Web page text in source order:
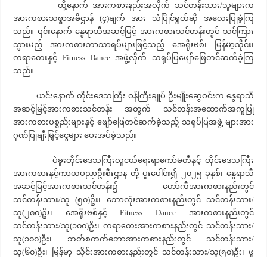
ထို့နောက် အားကစားနည်းအလိုက် သင်တန်းသား/သူများက
အားကစားသစ္စာအဓိဌာန် (၄)ချက် အား သံပြိုင်ရွတ်ဆို အလေးပြုခဲ့ကြ
သည်။ ၎င်းနောက် နွေရာသီအဆင့်မြင့် အားကစားသင်တန်းတွင် သင်ကြား
သွားမည့် အားကစားဘာသာရပ်များဖြင့်သည့် အေရိုးဗစ်၊ မြန်မာ့သိုင်း၊
ကရာတေးနှင့် Fitness Dance အဖွဲ့လိုက် သရုပ်ပြဖျော်ဖြေတင်ဆက်ခဲ့ကြ
သည်။
ယင်းနောက် တိုင်းဒေသကြီး ဝန်ကြီးချုပ် ဦးမျိုးဆွေဝင်းက နွေရာသီ
အဆင့်မြင့်အားကစားသင်တန်း အတွက် သင်တန်းအထောက်အကူပြု
အားကစားပစ္စည်းများနှင့် ဖျော်ဖြေတင်ဆက်ခဲ့သည့် သရုပ်ပြအဖွဲ့ များအား
ဂုဏ်ပြုချီးမြှင့်ငွေများ ပေးအပ်ခဲ့သည်။
ပဲခူးတိုင်းဒေသကြီးလူငယ်ရေးရာကော်မတီနှင့် တိုင်းဒေသကြီး
အားကစားနှင့်ကာယပညာဦးစီးဌာန တို့ ပူးပေါင်း၍ ၂၀၂၅ ခုနှစ်၊ နွေရာသီ
အဆင့်မြင့်အားကစားသင်တန်း၌ ဟော်ကီအားကစားနည်းတွင်
သင်တန်းသား/သူ (၅၀)ဦး၊ ဘောလုံးအားကစားနည်းတွင် သင်တန်းသား/
သူ(၂၈၀)ဦး၊ အေရိုးဗစ်နှင့် Fitness Dance အားကစားနည်းတွင်
သင်တန်းသား/သူ(၁၀၀)ဦး၊ ကရာတေးအားကစားနည်းတွင် သင်တန်းသား/
သူ(၁၀၀)ဦး၊ ဘတ်စကက်ဘောအားကစားနည်းတွင် သင်တန်းသား/
သူ(၆၀)ဦး၊ မြန်မာ့ သိုင်းအားကစားနည်းတွင် သင်တန်းသား/သူ(၅၀)ဦး၊ ဖူ